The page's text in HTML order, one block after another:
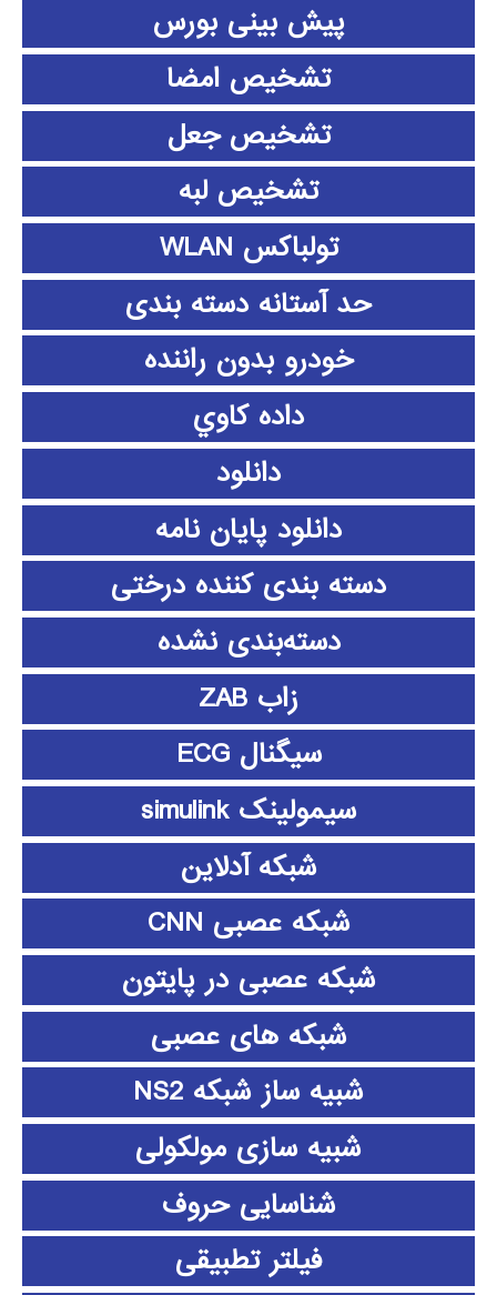
پیش بینی بورس
تشخیص امضا
تشخیص جعل
تشخیص لبه
تولباکس WLAN
حد آستانه دسته بندی
خودرو بدون راننده
داده كاوي
دانلود
دانلود پايان نامه
دسته بندی کننده درختی
دسته‌بندی نشده
زاب ZAB
سیگنال ECG
سیمولینک simulink
شبکه آدلاین
شبکه عصبی CNN
شبکه عصبی در پایتون
شبکه های عصبی
شبیه ساز شبکه NS2
شبیه سازی مولکولی
شناسایی حروف
فیلتر تطبیقی